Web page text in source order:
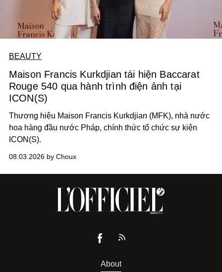
BEAUTY
Maison Francis Kurkdjian tái hiện Baccarat
Rouge 540 qua hành trình điện ảnh tại
ICON(S)
Thương hiệu Maison Francis Kurkdjian (MFK), nhà nước
hoa hàng đầu nước Pháp, chính thức tổ chức sự kiện
ICON(S).
08.03.2026 by Choux
About